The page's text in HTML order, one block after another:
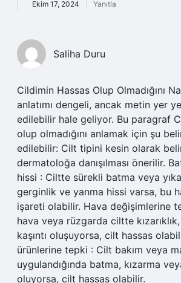
Ekim 17, 2024 Yanıtla
Saliha Duru
Cildimin Hassas Olup Olmadığını
anlatımı dengeli, ancak metin yer
edilebilir hale geliyor. Bu paragraf
olup olmadığını anlamak için şu
edilebilir: Cilt tipini kesin olarak
dermatoloğa danışılması önerilir.
hissi : Ciltte sürekli batma veya
gerginlik ve yanma hissi varsa, bu
işareti olabilir. Hava değişimlerine
hava veya rüzgarda ciltte
kaşıntı oluşuyorsa, cilt hassas
ürünlerine tepki : Cilt bakım veya
uygulandığında batma, kızarma
oluyorsa, cilt hassas olabilir.